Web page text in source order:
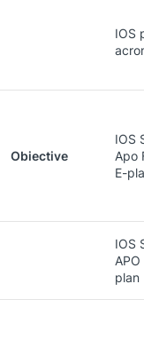
IOS
Obiective
IOS
Apo
E-
IOS
APO
plan